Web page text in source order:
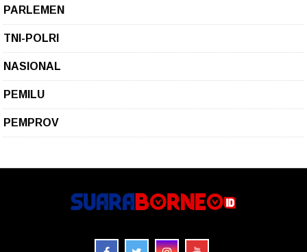
PARLEMEN
TNI-POLRI
NASIONAL
PEMILU
PEMPROV